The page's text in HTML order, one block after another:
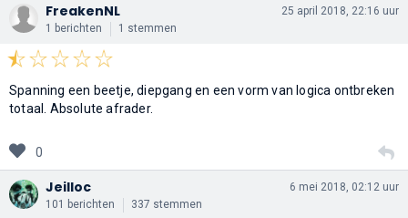
FreakenNL
1 berichten 1 stemmen
25 april 2018, 22:16 uur
Spanning een beetje, diepgang en een vorm van logica ontbreken
totaal. Absolute afrader.
0
Jeilloc
101 berichten 337 stemmen
6 mei 2018, 02:12 uur